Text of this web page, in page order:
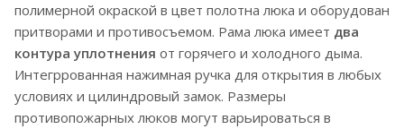
полимерной окраской в цвет полотна люка и оборудован
притворами и противосъемом. Рама люка имеет два
контура уплотнения от горячего и холодного дыма.
Интегррованная нажимная ручка для открытия в любых
условиях и цилиндровый замок. Размеры
противопожарных люков могут варьироваться в